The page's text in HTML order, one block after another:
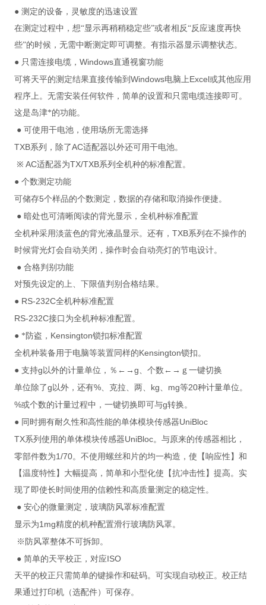
● 测定的设备，灵敏度的迅速设置
在测定过程中，想“显示再稍稍稳定些”或者相反“反应速度再快
些”的时候，无需中断测定即可调整。有指示器显示调整状态。
● 只需连接电缆， Windows直通视窗功能
可将天平的测定结果直接传输到 Windows电脑上Excel或其他应用
程序上。无需安装任何软件，简单的设置和只需电缆连接即可。
这是岛津*的功能。
● 可使用干电池，使用场所无需选择
TXB系列，除了AC适配器以外还可用干电池。
※ AC适配器为TX/TXB系列全机种的标准配置。
● 个数测定功能
可储存5个样品的个数测定，数据的存储和取消操作便捷。
● 暗处也可清晰阅读的背光显示，全机种标准配置
全机种采用淡蓝色的背光液晶显示。还有， TXB系列在不操作的
时候背光灯会自动关闭，操作时会自动亮灯的节电设计。
● 合格判别功能
对预先设定的上、下限值判别合格结果。
●RS-232C全机种标准配置
RS-232C接口为全机种标准配置。
● *防盗， Kensington锁扣标准配置
全机种装备用于电脑等装置同样的Kensington锁扣。
● 支持g 以外的计量单位，％←→ g、个数←→ｇ一键切换
单位除了g 以外，还有%、克拉、两、 kg、 mg等20种计量单位。
%或个数的计量过程中，一键切换即可与g转换。
● 同时拥有耐久性和高性能的单体模块传感器UniBloc
TX系列使用的单体模块传感器UniBloc。与原来的传感器相比，
零部件数为1/70。不使用螺丝和片的均一构造，使【响应性】和
【温度特性】大幅提高，简单和小型化使【抗冲击性】提高。实
现了即使长时间使用的信赖性和高质量测定的稳定性。
● 安心的微量测定，玻璃防风罩标准配置
显示为1mg精度的机种配置滑行玻璃防风罩。
※防风罩整体不可拆卸。
● 简单的天平校正，对应ISO
天平的校正只需简单的键操作和砝码。可实现自动校正。校正结
果通过打印机（选配件）可保存。